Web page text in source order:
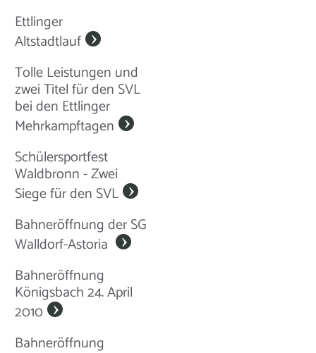
Ettlinger
Altstadtlauf
Tolle Leistungen und
zwei Titel für den SVL
bei den Ettlinger
Mehrkampftagen
Schülersportfest
Waldbronn - Zwei
Siege für den SVL
Bahneröffnung der SG
Walldorf-Astoria
Bahneröffnung
Königsbach 24. April
2010
Bahneröffnung